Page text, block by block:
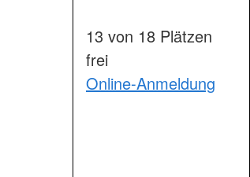
13 von 18 Plätzen
frei
Online-Anmeldung